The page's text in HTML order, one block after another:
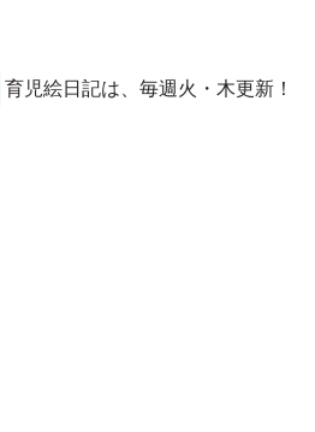
育児絵日記は、毎週火・木更新！